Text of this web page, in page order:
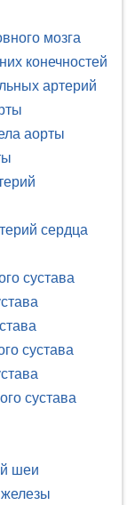
мозга
конечностей
артерий
аорты
сердца
сустава
сустава
сустава
шеи